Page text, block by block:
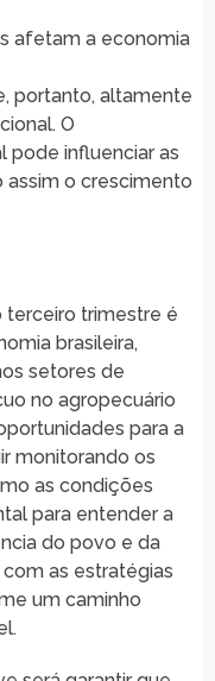
afetam a economia
portanto, altamente
O
pode influenciar as
assim o crescimento
terceiro trimestre é
brasileira,
setores de
no agropecuário
para a
monitorando os
as condições
para entender a
do povo e da
as estratégias
um caminho